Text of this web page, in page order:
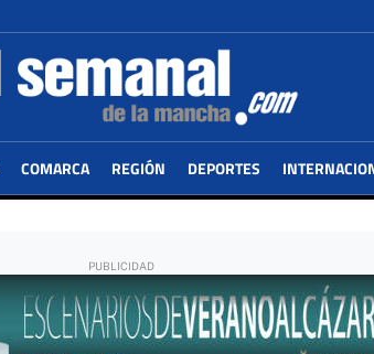
COMARCA REGIÓN DEPORTES